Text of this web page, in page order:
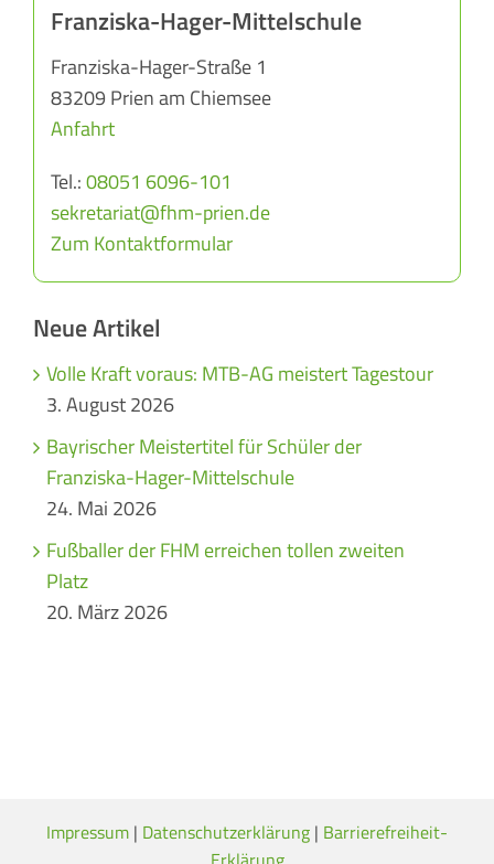
Franziska-Hager-Mittelschule
Franziska-Hager-Straße 1
83209 Prien am Chiemsee
Anfahrt
Tel.:08051 6096-101
sekretariat@fhm-prien.de
Zum Kontaktformular
Neue Artikel
Volle Kraft voraus: MTB-AG meistert Tagestour
3. August 2026
Bayrischer Meistertitel für Schüler der
Franziska-Hager-Mittelschule
24. Mai 2026
Fußballer der FHM erreichen tollen zweiten
Platz
20. März 2026
Impressum | Datenschutzerklärung | Barrierefreiheit-